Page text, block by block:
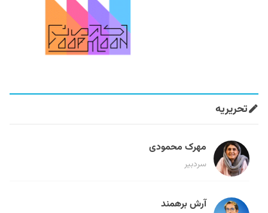
تحریریه
مهرک محمودی
سردبیر
آرش برهمند